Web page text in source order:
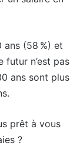
ans (58 %) et
futur n’est pas
ans sont plus
prêt à vous
?